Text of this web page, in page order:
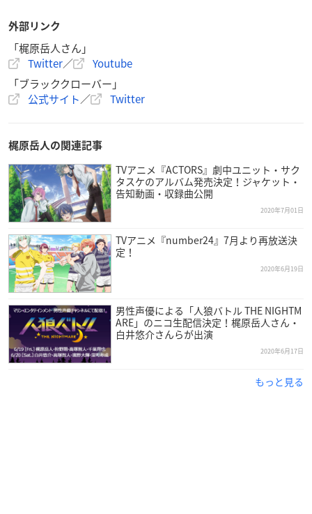
外部リンク
「梶原岳人さん」
Twitter／
Youtube
「ブラッククローバー」
公式サイト／ Twitter
梶原岳人の関連記事
TVアニメ『ACTORS』劇中ユニット・サク
タスケのアルバム発売決定！ジャケット・
告知動画・収録曲公開
2020年7月01日
TVアニメ『number24』7月より再放送決
定！
2020年6月19日
男性声優による「人狼バトル THE NIGHTM
ARE」のニコ生配信決定！梶原岳人さん・
白井悠介さんらが出演
2020年6月17日
もっと見る